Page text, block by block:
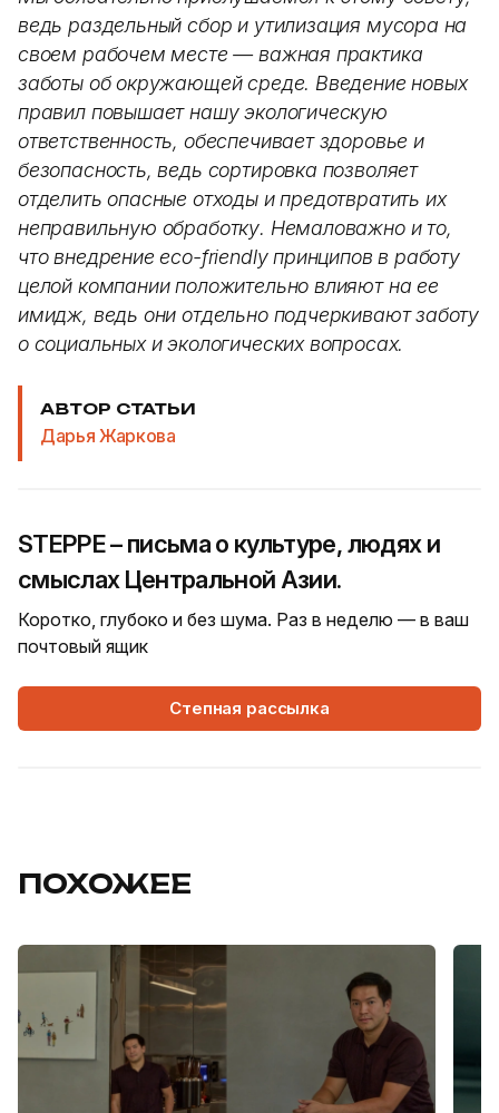
ведь раздельный сбор и утилизация мусора на
своем рабочем месте — важная практика
заботы об окружающей среде. Введение новых
правил повышает нашу экологическую
ответственность, обеспечивает здоровье и
безопасность, ведь сортировка позволяет
отделить опасные отходы и предотвратить их
неправильную обработку. Немаловажно и то,
что внедрение eco-friendly принципов в работу
целой компании положительно влияют на ее
имидж, ведь они отдельно подчеркивают заботу
о социальных и экологических вопросах.
АВТОР СТАТЬИ
Дарья Жаркова
STEPPE – письма о культуре, людях и
смыслах Центральной Азии.
Коротко, глубоко и без шума. Раз в неделю — в ваш
почтовый ящик
Степная рассылка
ПОХОЖЕЕ